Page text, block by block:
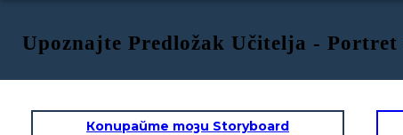
Upoznajte Predložak Učitelja - Portret
Копирайте този Storyboard